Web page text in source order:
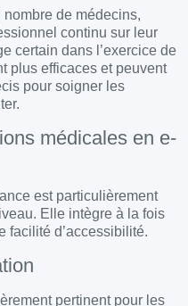
de médecins,
continu sur leur
certain dans l’exercice de
plus efficaces et peuvent
pour soigner les
médicales en e-
est particulièrement
Elle intègre à la fois
facilité d’accessibilité.
pertinent pour les